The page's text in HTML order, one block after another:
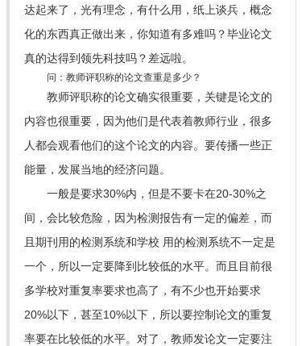
达起来了，光有理念，有什么用，纸上谈兵，概念
化的东西真正做出来，你知道有多难吗？毕业论文
真的达得到领先科技吗？差远啦。
问：教师评职称的论文查重是多少？
教师评职称的论文确实很重要，关键是论文的
内容也很重要，因为他们是代表着教师行业，很多
人都会观看他们的这个论文的内容。要传播一些正
能量，发展当地的经济问题。
一般是要求30%内，但是不要卡在20-30%之
间，会比较危险，因为检测报告有一定的偏差，而
且期刊用的检测系统和学校 用的检测系统不一定是
一个，所以一定要降到比较低的水平。而且目前很
多学校对重复率要求也高了，有不少也开始要求
20%以下，甚至10%以下，所以要控制论文的重复
率要在比较低的水平。对了，教师发论文一定要注